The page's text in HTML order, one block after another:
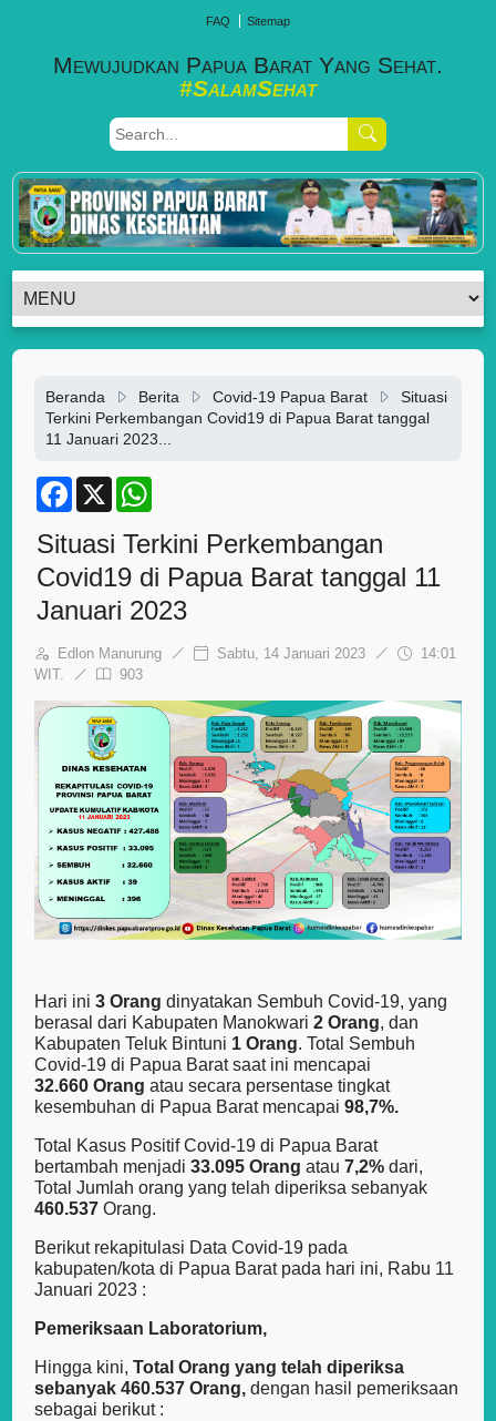
FAQ Sitemap
Mewujudkan Papua Barat Yang Sehat.
#SalamSehat
Beranda Berita Covid-19 Papua Barat
Situasi
Terkini Perkembangan Covid19 di Papua Barat tanggal
11 Januari 2023...
F
e
b
o
o
k
X
t
s
A
p
p
Situasi Terkini Perkembangan
Covid19 di Papua Barat tanggal 11
Januari 2023
Edlon Manurung Sabtu, 14 Januari 2023
14:01
WIT.
903
Hari ini3 Orang dinyatakan Sembuh Covid-19, yang
berasal dari Kabupaten Manokwari2 Orang, dan
Kabupaten Teluk Bintuni 1 Orang. Total Sembuh
Covid-19 di Papua Barat saat ini mencapai
32.660 Orangatau secara persentase tingkat
kesembuhan di Papua Barat mencapai98,7%.
Total Kasus Positif Covid-19 di Papua Barat
bertambah menjadi33.095 Orangatau7,2% dari,
Total Jumlah orang yang telah diperiksa sebanyak
460.537Orang.
Berikut rekapitulasi Data Covid-19 pada
kabupaten/kota di Papua Barat pada hari ini, Rabu 11
Januari 2023 :
Pemeriksaan Laboratorium,
Hingga kini,Total Orang yang telah diperiksa
sebanyak 460.537 Orang,dengan hasil pemeriksaan
sebagai berikut :